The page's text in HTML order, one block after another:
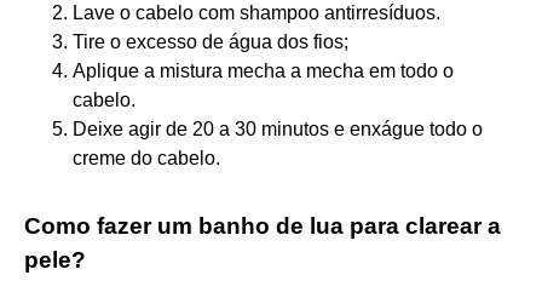
Lave o cabelo com shampoo antirresíduos.
Tire o excesso de água dos fios;
Aplique a mistura mecha a mecha em todo o
cabelo.
Deixe agir de 20 a 30 minutos e enxágue todo o
creme do cabelo.
Como fazer um banho de lua para clarear a
pele?